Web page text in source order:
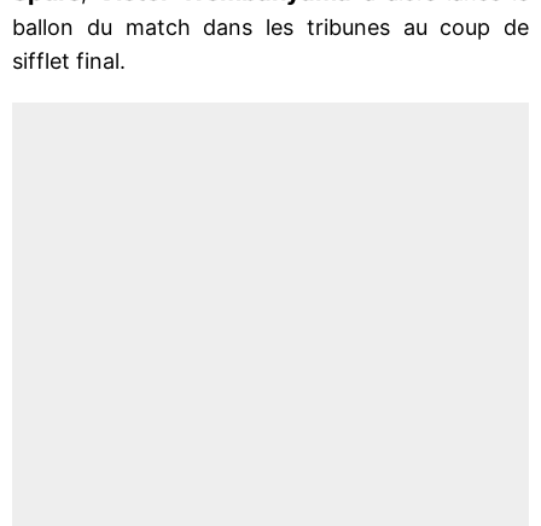
ballon du match dans les tribunes au coup de
sifflet final.